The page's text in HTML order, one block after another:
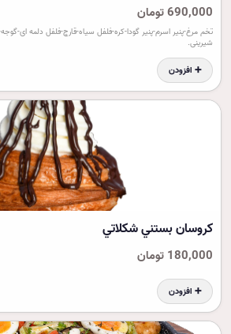
690,000 تومان
تخم مرغ-پنیر اسرم-پنیر گودا-کره-فلفل سیاه-قارچ-فلفل دلمه ای-
شیرینی.
➕ افزودن
کروسان بستني شکلاتي
180,000 تومان
➕ افزودن